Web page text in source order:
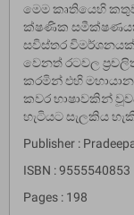
මෙම කෘතියෙහි
ක්ෂණික
සවිස්තර
වෙනත් රටවල
කරමින් එහි මහායාන
කවර භාෂාවකින්
හැටියට සැලකිය
Publisher :
ISBN : 9555540853
Pages : 198